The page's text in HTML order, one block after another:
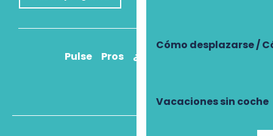
Cómo desplazarse /
Vacaciones sin coche
Pulse Pros ¿Cómo llegar?